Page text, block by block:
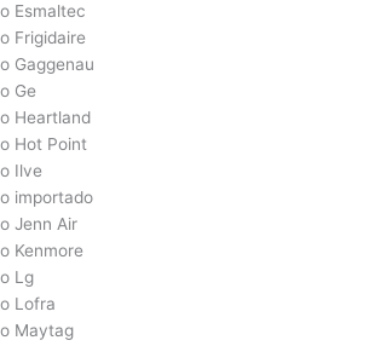
Esmaltec
Frigidaire
Gaggenau
Ge
Heartland
Hot Point
Ilve
importado
Jenn Air
Kenmore
Lg
Lofra
Maytag